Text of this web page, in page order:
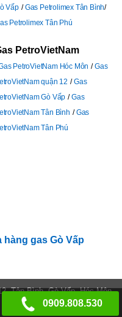
Vấp
Gas Petrolimex Tân Bình
Petrolimex Tân Phú
PetroVietNam
PetroVietNam Hóc Môn
Gas
quận 12
Gas
Gò Vấp
Gas
Tân Bình
Gas
Tân Phú
hàng gas Gò Vấp
Tân Bình, Gò Vấp, Hóc Môn
0909.808.530